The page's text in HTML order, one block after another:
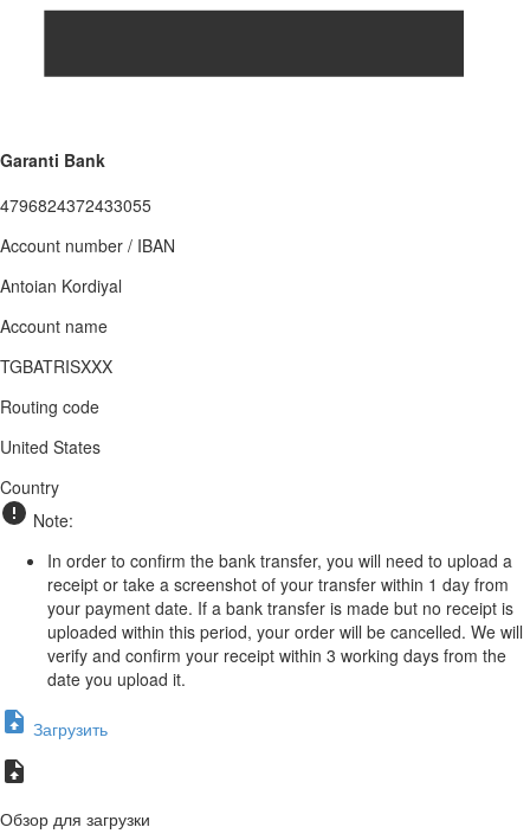
Garanti Bank
4796824372433055
Account number / IBAN
Antoian Kordiyal
Account name
TGBATRISXXX
Routing code
United States
Country
Note:
In order to confirm the bank transfer, you will need to upload a
receipt or take a screenshot of your transfer within 1 day from
your payment date. If a bank transfer is made but no receipt is
uploaded within this period, your order will be cancelled. We will
verify and confirm your receipt within 3 working days from the
date you upload it.
Загрузить
Обзор для загрузки